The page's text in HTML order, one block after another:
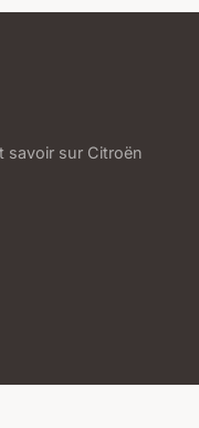
savoir sur Citroën